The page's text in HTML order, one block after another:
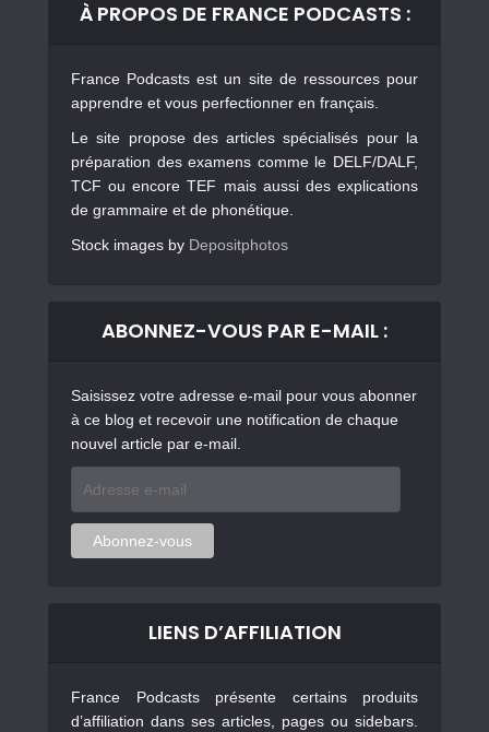
À PROPOS DE FRANCE PODCASTS :
France Podcasts est un site de ressources pour
apprendre et vous perfectionner en français.
Le site propose des articles spécialisés pour la
préparation des examens comme le DELF/DALF,
TCF ou encore TEF mais aussi des explications
de grammaire et de phonétique.
Stock images by Depositphotos
ABONNEZ-VOUS PAR E-MAIL :
Saisissez votre adresse e-mail pour vous abonner
à ce blog et recevoir une notification de chaque
nouvel article par e-mail.
mail
Abonnez-vous
LIENS D’AFFILIATION
France Podcasts présente certains produits
d’affiliation dans ses articles, pages ou sidebars.